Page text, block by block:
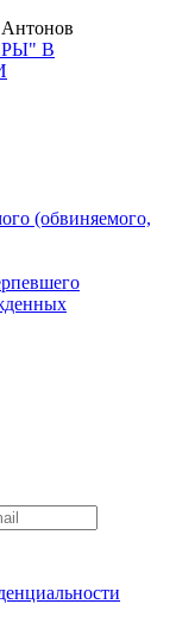
В
(обвиняемого,